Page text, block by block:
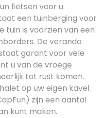
fietsen voor u
een tuinberging voor
tuin is voorzien van een
De veranda
garant voor vele
u van de vroege
tot rust komen.
op uw eigen kavel.
zijn een aantal
kunt maken.